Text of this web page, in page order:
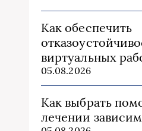
Как обеспечить
виртуальных
05.08.2026
Как выбрать
лечении